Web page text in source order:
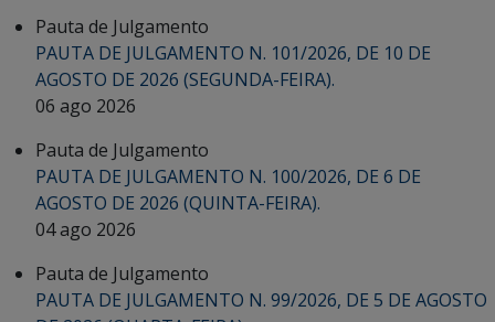
Pauta de Julgamento
PAUTA DE JULGAMENTO N. 101/2026, DE 10 DE
AGOSTO DE 2026 (SEGUNDA-FEIRA).
06 ago 2026
Pauta de Julgamento
PAUTA DE JULGAMENTO N. 100/2026, DE 6 DE
AGOSTO DE 2026 (QUINTA-FEIRA).
04 ago 2026
Pauta de Julgamento
PAUTA DE JULGAMENTO N. 99/2026, DE 5 DE AGOSTO